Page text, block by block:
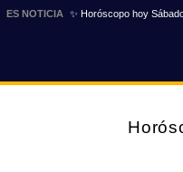
ES NOTICIA ✨ Horóscopo hoy